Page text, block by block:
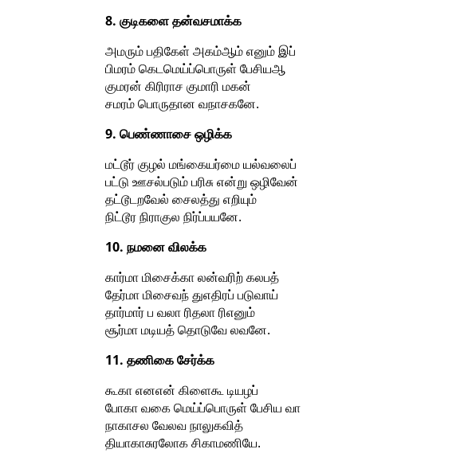
8. குடிகளை தன்வசமாக்க
அமரும் பதிகேள் அகம்ஆம் எனும் இப்
பிமரம் கெடமெய்ப்பொருள் பேசியஆ
குமரன் கிரிராச குமாரி மகன்
சமரம் பொருதான வநாசகனே.
9. பெண்ணாசை ஒழிக்க
மட்டூர் குழல் மங்கையர்மை யல்வலைப்
பட்டு ஊசல்படும் பரிசு என்று ஒழிவேன்
தட்டூடறவேல் சைலத்து எறியும்
நிட்டூர நிராகுல நிர்ப்பயனே.
10. நமனை விலக்க
கார்மா மிசைக்கா லன்வரிற் கலபத்
தேர்மா மிசைவந் துஎதிரப் படுவாய்
தார்மார் ப வலா ரிதலா ரிஎனும்
சூர்மா மடியத் தொடுவே லவனே.
11. தணிகை சேர்க்க
கூகா எனஎன் கிளைகூ டியழப்
போகா வகை மெய்ப்பொருள் பேசிய வா
நாகாசல வேலவ நாலுகவித்
தியாகாசுரலோக சிகாமணியே.